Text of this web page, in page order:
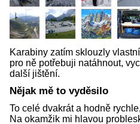
Karabiny zatím sklouzly
pro ně potřebuji natáhnout,
další jištění.
Nějak mě to vyděsilo
To celé dvakrát a hodně
Na okamžik mi hlavou